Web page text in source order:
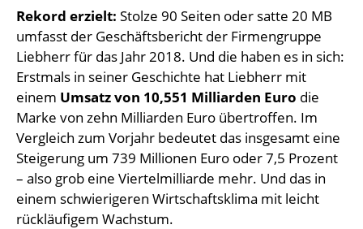
Rekord erzielt: Stolze 90 Seiten oder satte 20 MB
umfasst der Geschäftsbericht der Firmengruppe
Liebherr für das Jahr 2018. Und die haben es in sich:
Erstmals in seiner Geschichte hat Liebherr mit
einem Umsatz von 10,551 Milliarden Euro die
Marke von zehn Milliarden Euro übertroffen. Im
Vergleich zum Vorjahr bedeutet das insgesamt eine
Steigerung um 739 Millionen Euro oder 7,5 Prozent
– also grob eine Viertelmilliarde mehr. Und das in
einem schwierigeren Wirtschaftsklima mit leicht
rückläufigem Wachstum.